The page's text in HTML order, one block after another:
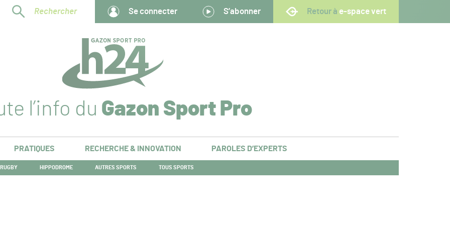
Rechercher Se connecter S’abonner Retour à e-space vert
l’info du Gazon Sport Pro
PRATIQUES RECHERCHE & INNOVATION PAROLES D’EXPERTS
RUGBY HIPPODROME AUTRES SPORTS TOUS SPORTS